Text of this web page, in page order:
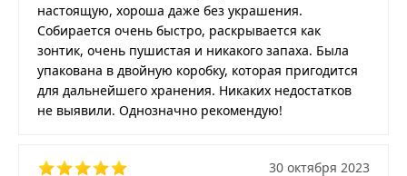
настоящую, хороша даже без украшения.
Собирается очень быстро, раскрывается как
зонтик, очень пушистая и никакого запаха. Была
упакована в двойную коробку, которая пригодится
для дальнейшего хранения. Никаких недостатков
не выявили. Однозначно рекомендую!
30 октября 2023